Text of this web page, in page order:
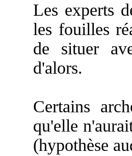
Les experts
les fouilles
de situer
d'alors.
Certains
qu'elle
(hypothèse